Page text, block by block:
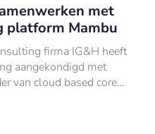
met
platform Mambu
firma IG&H heeft
aangekondigd met
van cloud based core